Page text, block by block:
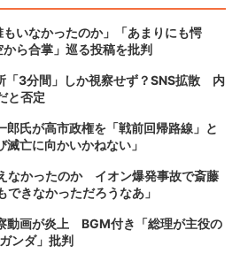
いなかったのか」「あまりにも愕
ら合掌」巡る投稿を批判
「3分間」しか視察せず？SNS拡散 内
と否定
郎氏が高市政権を「戦前回帰路線」と
亡に向かいかねない」
なかったのか イオン爆発事故で斎藤
きなかっただろうなあ」
動画が炎上 BGM付き「総理が主役の
ンダ」批判